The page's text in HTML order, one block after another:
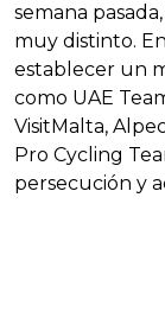
semana
muy distinto.
establecer un
como UAE
VisitMalta,
Pro Cycling
persecución y